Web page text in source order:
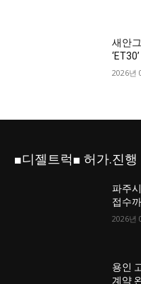
새안
2026년
■디젤트럭■ 허가.진행
파주
접수
2026년
용인
계약